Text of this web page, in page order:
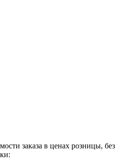
заказа в ценах розницы, без